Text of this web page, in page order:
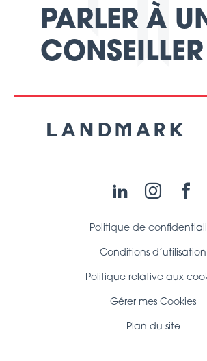
PARLER À
CONSEILLER
LinkedInInstagram
Politique de
Conditions d’utilisation
Politique relative aux
Gérer mes Cookies
Plan du site